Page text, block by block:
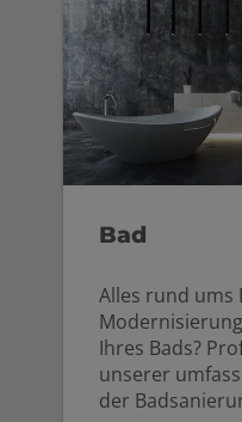
Bad
Alles rund ums
Ihres Bads?
unserer
der